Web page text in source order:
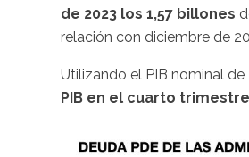
de 2023 los 1,57 billones
relación con diciembre de
Utilizando el PIB nominal
PIB en el cuarto trimestre